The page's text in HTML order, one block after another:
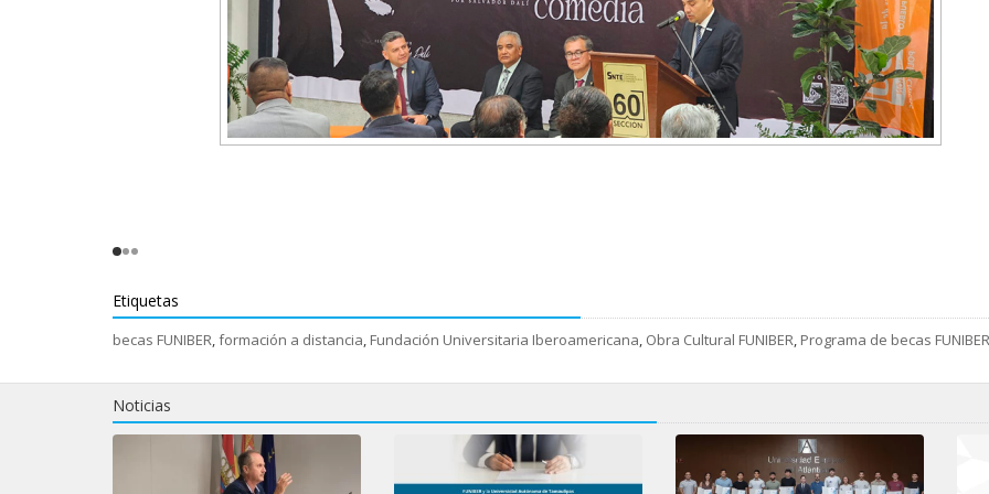
Etiquetas
becas FUNIBER,formación a distancia, Fundación Universitaria Iberoamericana, Obra Cultural FUNIBER, Programa de becas FUNIBER
Noticias